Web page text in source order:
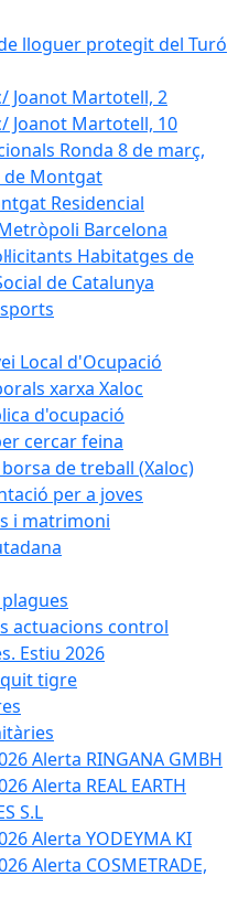
lloguer protegit del Turó
Joanot Martotell, 2
Joanot Martotell, 10
Ronda 8 de març,
de Montgat
Residencial
Barcelona
Habitatges de
de Catalunya
Local d'Ocupació
xarxa Xaloc
d'ocupació
cercar feina
de treball (Xaloc)
per a joves
i matrimoni
actuacions control
Estiu 2026
tigre
Alerta RINGANA GMBH
Alerta REAL EARTH
S.L
Alerta YODEYMA KI
Alerta COSMETRADE,